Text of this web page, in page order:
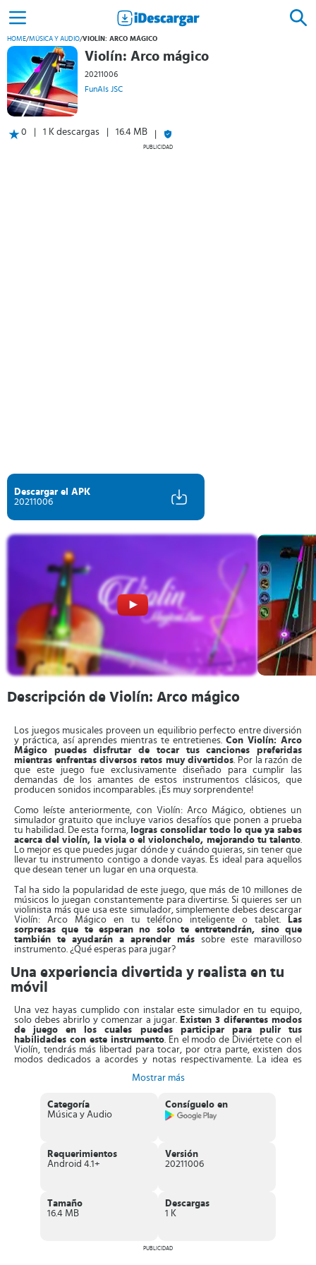
HOME/MÚSICA Y AUDIO/VIOLÍN: ARCO MÁGICO
Violín: Arco mágico
20211006
FunAIs JSC
0 1 K descargas 16.4 MB
PUBLICIDAD
Descargar el APK
20211006
Descripción de Violín: Arco mágico
Los juegos musicales proveen un equilibrio perfecto entre diversión
y práctica, así aprendes mientras te entretienes. Con Violín: Arco
Mágico puedes disfrutar de tocar tus canciones preferidas
mientras enfrentas diversos retos muy divertidos. Por la razón de
que este juego fue exclusivamente diseñado para cumplir las
demandas de los amantes de estos instrumentos clásicos, que
producen sonidos incomparables. ¡Es muy sorprendente!
Como leíste anteriormente, con Violín: Arco Mágico, obtienes un
simulador gratuito que incluye varios desafíos que ponen a prueba
tu habilidad. De esta forma, logras consolidar todo lo que ya sabes
acerca del violín, la viola o el violonchelo, mejorando tu talento.
Lo mejor es que puedes jugar dónde y cuándo quieras, sin tener que
llevar tu instrumento contigo a donde vayas. Es ideal para aquellos
que desean tener un lugar en una orquesta.
Tal ha sido la popularidad de este juego, que más de 10 millones de
músicos lo juegan constantemente para divertirse. Si quieres ser un
violinista más que usa este simulador, simplemente debes descargar
Violín: Arco Mágico en tu teléfono inteligente o tablet.
Las
sorpresas que te esperan no solo te entretendrán, sino que
también te ayudarán a aprender más sobre este maravilloso
instrumento. ¿Qué esperas para jugar?
Una experiencia divertida y realista en tu
móvil
Una vez hayas cumplido con instalar este simulador en tu equipo,
solo debes abrirlo y comenzar a jugar. Existen 3 diferentes modos
de juego en los cuales puedes participar para pulir tus
habilidades con este instrumento. En el modo de Diviértete con el
Violín, tendrás más libertad para tocar, por otra parte, existen dos
modos dedicados a acordes y notas respectivamente. La idea es
para cambiar de cuerda solo debes subir verticalmente, y para
tocar, deslizar horizontalmente
. Mientras las notas caen debes
tocarlas en el momento correcto para seguir el ritmo de la canción.
todas las melodías.
Al seleccionar una canción, tendrás que elegir también el
mayor dificultad. Finalmente, puedes completar desafíos diarios
para situarte en lo más alto de un ranking global. Y por si lo deseas,
puedes asociar tu cuenta de Facebook al juego para retar a amigos
Características de Violín: Arco Mágico
Mostrar más
Categoría
Música y Audio
Consíguelo en
Requerimientos
Android 4.1+
Versión
20211006
Tamaño
16.4 MB
Descargas
1 K
PUBLICIDAD